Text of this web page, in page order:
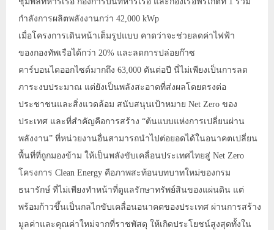
กำลังการผลิตพลังงานกว่า 42,000 kWp
เมื่อโครงการเดินหน้าเต็มรูปแบบ คาดว่าจะช่วยลดค่าไฟฟ้า
ของกองทัพเรือได้กว่า 20% และลดการปล่อยก๊าซ
คาร์บอนไดออกไซด์มากถึง 63,000 ตันต่อปี นี่ไม่เพียงเป็นการลด
ภาระงบประมาณ แต่ยังเป็นพลังสะอาดที่ส่งผลโดยตรงต่อ
ประชาชนและสิ่งแวดล้อม สนับสนุนเป้าหมาย Net Zero ของ
ประเทศ และที่สำคัญคือการสร้าง “ต้นแบบแห่งการเปลี่ยนผ่าน
พลังงาน” ที่หน่วยงานอื่นสามารถนำไปต่อยอดได้ในอนาคตเปลี่ยน
พื้นที่ที่ถูกมองข้าม ให้เป็นพลังขับเคลื่อนประเทศไทยสู่ Net Zero
โครงการ Clean Energy คือภาพสะท้อนบทบาทใหม่ของกรม
ธนารักษ์ ที่ไม่เพียงทำหน้าที่ดูแลรักษาทรัพย์สินของแผ่นดิน แต่
พร้อมก้าวขึ้นเป็นกลไกขับเคลื่อนอนาคตของประเทศ ผ่านการสร้าง
มูลค่าและคุณค่าใหม่จากที่ราชพัสดุ ให้เกิดประโยชน์สูงสุดทั้งใน